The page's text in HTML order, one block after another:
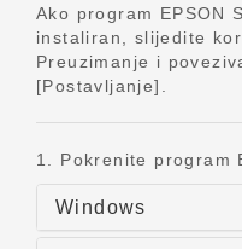
Ako program EPSON
instaliran, slijedite
Preuzimanje i
[Postavljanje].
1. Pokrenite program
Windows